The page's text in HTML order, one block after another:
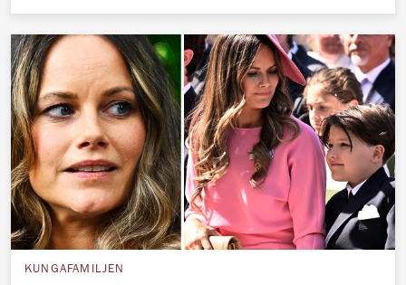
KUNGAFAMILJEN